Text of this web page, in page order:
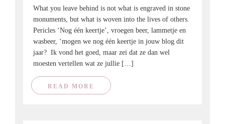
What you leave behind is not what is engraved in stone
monuments, but what is woven into the lives of others.
Pericles ‘Nog één keertje’, vroegen beer, lammetje en
wasbeer, ‘mogen we nog één keertje in jouw blog dit
jaar? Ik vond het goed, maar zei dat ze dan wel
moesten vertellen wat ze jullie […]
READ MORE